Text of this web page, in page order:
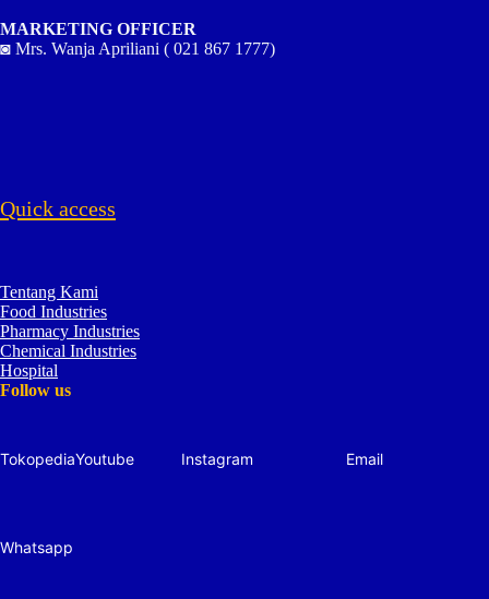
MARKETING OFFICER
◙ Mrs. Wanja Apriliani ( 021 867 1777)
Quick access
Tentang Kami
Food Industries
Pharmacy Industries
Chemical Industries
Hospital
Follow us
TokopediaYoutube Instagram Email
Whatsapp